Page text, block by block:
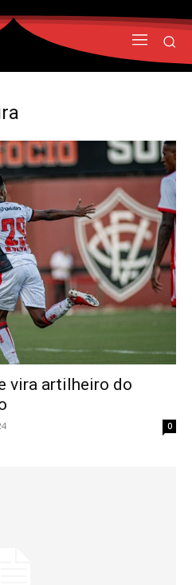
vira artilheiro do
0